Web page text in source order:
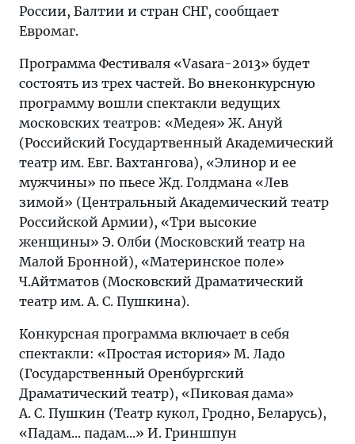
России, Балтии и стран СНГ, сообщает
Евромаг.
Программа Фестиваля «Vasara-2013» будет
состоять из трех частей. Во внеконкурсную
программу вошли спектакли ведущих
московских театров: «Медея» Ж. Ануй
(Российский Государтвенный Академический
театр им. Евг. Вахтангова), «Элинор и ее
мужчины» по пьесе Жд. Голдмана «Лев
зимой» (Центральный Академический театр
Российской Армии), «Три высокие
женщины» Э. Олби (Московский театр на
Малой Бронной), «Материнское поле»
Ч.Айтматов (Московский Драматический
театр им. А. С. Пушкина).
Конкурсная программа включает в себя
спектакли: «Простая история» М. Ладо
(Государственный Оренбургский
Драматический театр), «Пиковая дама»
А. С. Пушкин (Театр кукол, Гродно, Беларусь),
«Падам... падам...» И. Гриншпун